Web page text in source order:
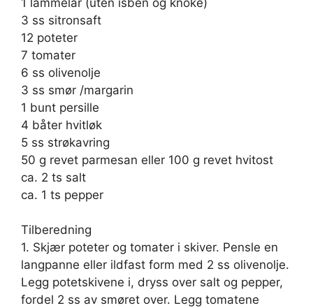
3 ss sitronsaft
12 poteter
7 tomater
6 ss olivenolje
3 ss smør /margarin
1 bunt persille
4 båter hvitløk
5 ss strøkavring
50 g revet parmesan eller 100 g revet hvitost
ca. 2 ts salt
ca. 1 ts pepper
Tilberedning
1. Skjær poteter og tomater i skiver. Pensle en
langpanne eller ildfast form med 2 ss olivenolje.
Legg potetskivene i, dryss over salt og pepper,
fordel 2 ss av smøret over. Legg tomatene